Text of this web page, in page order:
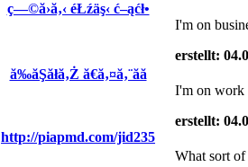
ç—©ă›ă‚‹ éŁźäş‹ ć–ąćł•
I'm on
ă‰ăŞăłă‚Ż ă€ă‚¤ă‚¨ăă
erstellt:
I'm on work
http://piapmd.com/jid235
erstellt:
What sort of